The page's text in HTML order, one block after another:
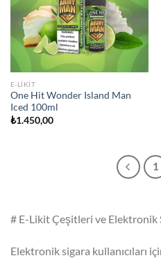
E-LIKIT
One Hit Wonder Island Man
Iced 100ml
₺1.450,00
1
# E-Likit Çeşitleri ve Elektronik
Elektronik sigara kullanıcıları